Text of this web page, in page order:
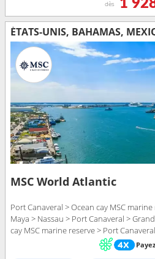
dès 1
MSC World Atlantic
Port Canaveral > Ocean cay MSC
Maya > Nassau > Port Canaveral >
cay MSC marine reserve > Port Canaveral